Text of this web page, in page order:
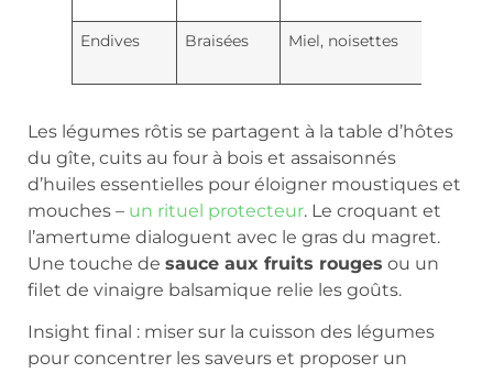
Endives
Braisées Miel, noisettes
Les légumes rôtis se partagent à la table d’hôtes
du gîte, cuits au four à bois et assaisonnés
d’huiles essentielles pour éloigner moustiques et
mouches – un rituel protecteur. Le croquant et
l’amertume dialoguent avec le gras du magret.
Une touche de sauce aux fruits rouges ou un
filet de vinaigre balsamique relie les goûts.
Insight final : miser sur la cuisson des légumes
pour concentrer les saveurs et proposer un